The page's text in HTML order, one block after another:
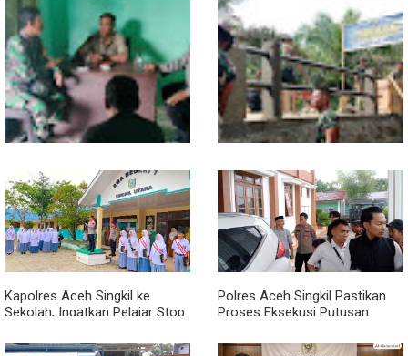
Sentuhan Akhir Jembatan
Garuda Dikebut, Kodim 0118
Optimistis Tepat Waktu
Babinsa Tanamkan Nilai
Pancasila dan Cinta Tanah Air
kepada Siswa SMP
Babinsa dan Bhabinkamtibmas
Kompak Gaungkan Gerakan
Kibarkan Merah Putih
Kodim 0118 Kebut Tahap Akhir
Jembatan Garuda, Pengecoran
Kepala Jembatan Terus
Berjalan
Kapolres Aceh Singkil ke
Sekolah, Ingatkan Pelajar Stop
Polres Aceh Singkil Pastikan
Proses Eksekusi Putusan